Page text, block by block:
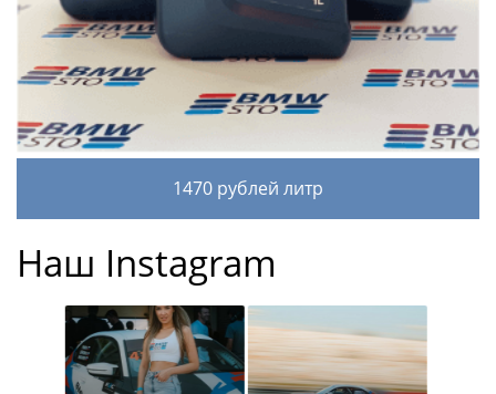
1470 рублей литр
Наш Instagram